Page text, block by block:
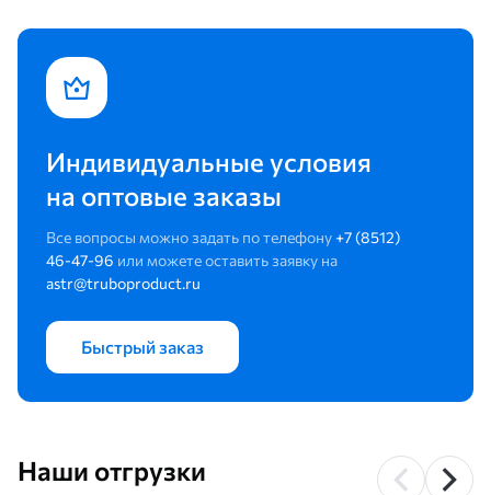
Индивидуальные условия
на оптовые заказы
Все вопросы можно задать по телефону +7 (8512)
46-47-96 или можете оставить заявку на
astr@truboproduct.ru
Быстрый заказ
Наши отгрузки